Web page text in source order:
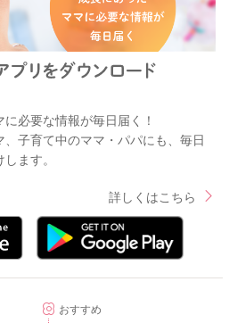
必要な情報が毎日届く！
子育て中のママ・パパにも、毎日
ます。
詳しくはこちら
おすすめ